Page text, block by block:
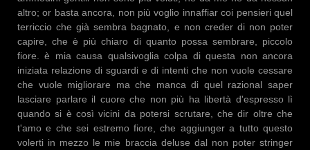
altro; or basta ancora, non più voglio innaffiar coi pensieri quel
terriccio che già sembra bagnato, e non creder di non poter
capire, che è più chiaro di quanto possa sembrare, piccolo
fiore. è mia causa qualsivoglia colpa di questa non ancora
iniziata relazione di sguardi e di intenti che non vuole cessare
che vuole migliorare ma che manca di quel razional saper
lasciare parlare il cuore che non più ha libertà d'espresso lì
quando si è così vicini da potersi scrutare, che dir oltre che
t'amo e che sei estremo fiore, che aggiunger a tutto questo
volerti in mezzo le mie braccia deluse dal non poter stringer